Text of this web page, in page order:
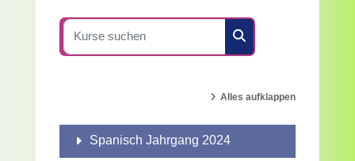
Kurse suchen
Kurse suchen
Alles aufklappen
Spanisch Jahrgang 2024